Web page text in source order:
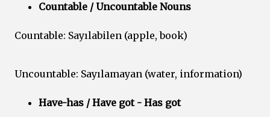
Countable / Uncountable Nouns
Countable: Sayılabilen (apple, book)
Uncountable: Sayılamayan (water, information)
Have-has / Have got - Has got